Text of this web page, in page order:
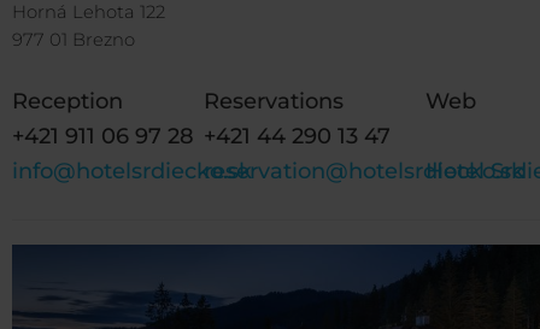
Horná Lehota 122
977 01 Brezno
Reception
+421 911 06 97 28
info@hotelsrdiecko.sk
Reservations
+421 44 290 13 47
reservation@hotelsrdiecko.sk
Web
Hotel